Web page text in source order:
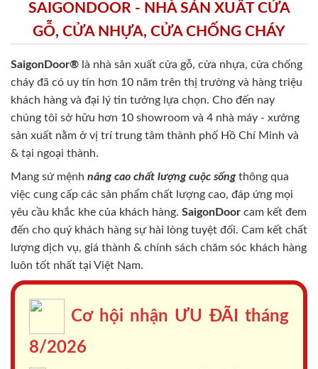
SAIGONDOOR - NHÀ SẢN XUẤT CỬA
GỖ, CỬA NHỰA, CỬA CHỐNG CHÁY
SaigonDoor® là nhà sản xuất cửa gỗ, cửa nhựa, cửa chống
cháy đã có uy tín hơn 10 năm trên thị trường và hàng triệu
khách hàng và đại lý tin tưởng lựa chọn. Cho đến nay
chúng tôi sở hữu hơn 10 showroom và 4 nhà máy - xưởng
sản xuất nằm ở vị trí trung tâm thành phố Hồ Chí Minh và
& tại ngoại thành.
Mang sứ mệnh nâng cao chất lượng cuộc sốngthông qua
việc cung cấp các sản phẩm chất lượng cao, đáp ứng mọi
yêu cầu khắc khe của khách hàng. SaigonDoor cam kết đem
đến cho quý khách hàng sự hài lòng tuyệt đối. Cam kết chất
lượng dịch vụ, giá thành & chính sách chăm sóc khách hàng
luôn tốt nhất tại Việt Nam.
Cơ hội nhận ƯU ĐÃI tháng
8/2026